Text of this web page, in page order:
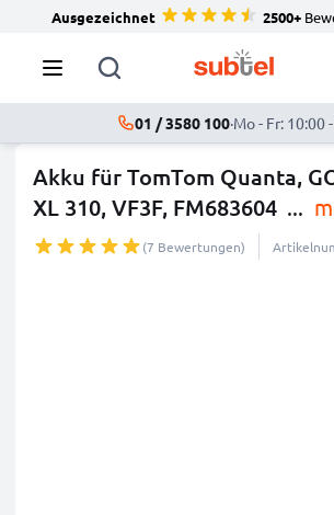
Ausgezeichnet 2500+
01 / 3580 100·Mo - Fr: 10:00
Akku für TomTom Quanta,
XL 310, VF3F, FM683604 ...
(7 Bewertungen)